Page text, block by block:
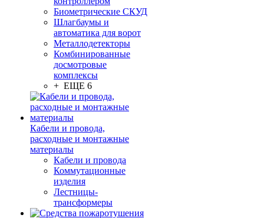
Биометрические СКУД
Шлагбаумы и
автоматика для ворот
Металлодетекторы
Комбинированные
досмотровые
комплексы
+ ЕЩЕ 6
Кабели и провода,
расходные и монтажные
материалы
Кабели и провода
Коммутационные
изделия
Лестницы-
трансформеры